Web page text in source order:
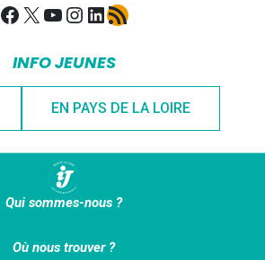
Facebook
X YouTube
Instagram
LinkedIn
Flux RSS
INFO JEUNES
EN PAYS DE LA LOIRE
Qui sommes-nous ?
Où nous trouver ?